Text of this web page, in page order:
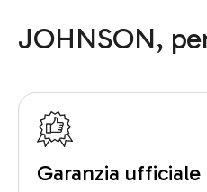
JOHNSON,
Garanzia ufficiale